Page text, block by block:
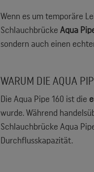
Wenn es um temporäre
Schlauchbrücke Aqua
sondern auch einen
WARUM DIE AQUA
Die Aqua Pipe 160 ist die
wurde. Während
Schlauchbrücke Aqua
Durchflusskapazität.